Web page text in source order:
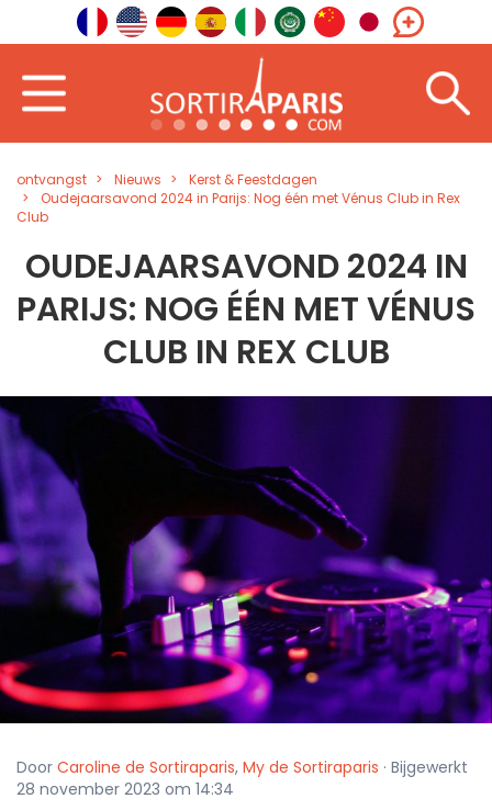
ontvangst Nieuws
Kerst & Feestdagen
Oudejaarsavond 2024 in Parijs: Nog één met Vénus Club in Rex
Club
OUDEJAARSAVOND 2024 IN
PARIJS: NOG ÉÉN MET VÉNUS
CLUB IN REX CLUB
Door Caroline de Sortiraparis, My de Sortiraparis · Bijgewerkt
28 november 2023 om 14:34